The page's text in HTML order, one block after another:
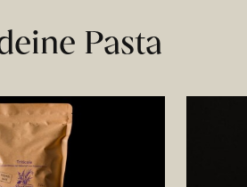
Pasta